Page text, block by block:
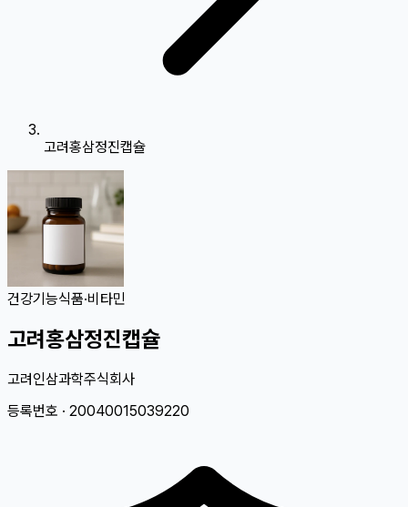
고려홍삼정진캡슐
건강기능식품·비타민
고려홍삼정진캡슐
고려인삼과학주식회사
등록번호 · 20040015039220